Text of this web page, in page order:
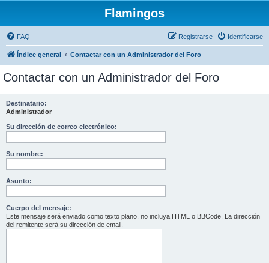
Flamingos
FAQ Identificarse
Registrarse
Índice general Contactar con un Administrador del Foro
Contactar con un Administrador del Foro
Destinatario:
Administrador
Su dirección de correo electrónico:
Su nombre:
Asunto:
Cuerpo del mensaje:
Este mensaje será enviado como texto plano, no incluya HTML o BBCode. La dirección
del remitente será su dirección de email.